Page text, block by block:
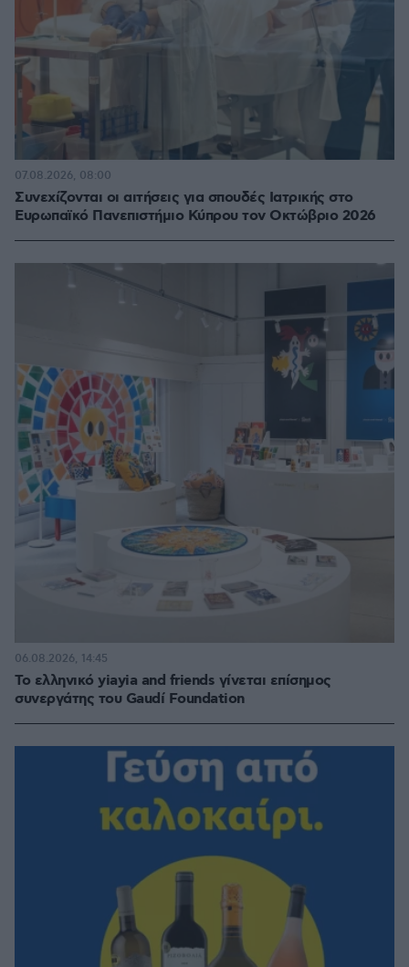
Συνεχίζονται οι αιτήσεις για σπουδές Ιατρικής στο
Ευρωπαϊκό Πανεπιστήμιο Κύπρου τον Οκτώβριο 2026
07.08.2026, 08:00
Το ελληνικό yiayia and friends γίνεται επίσημος
συνεργάτης του Gaudí Foundation
06.08.2026, 14:45